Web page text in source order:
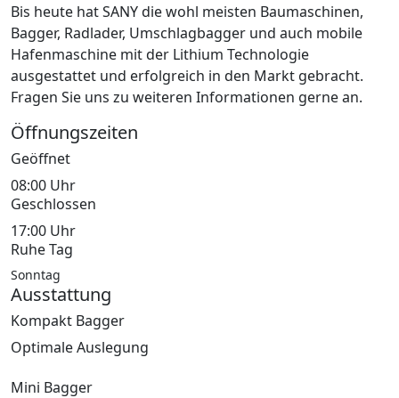
Bis heute hat SANY die wohl meisten Baumaschinen,
Bagger, Radlader, Umschlagbagger und auch mobile
Hafenmaschine mit der Lithium Technologie
ausgestattet und erfolgreich in den Markt gebracht.
Fragen Sie uns zu weiteren Informationen gerne an.
Öffnungszeiten
Geöffnet
08:00 Uhr
Geschlossen
17:00 Uhr
Ruhe Tag
Sonntag
Ausstattung
Kompakt Bagger
Optimale Auslegung
Mini Bagger